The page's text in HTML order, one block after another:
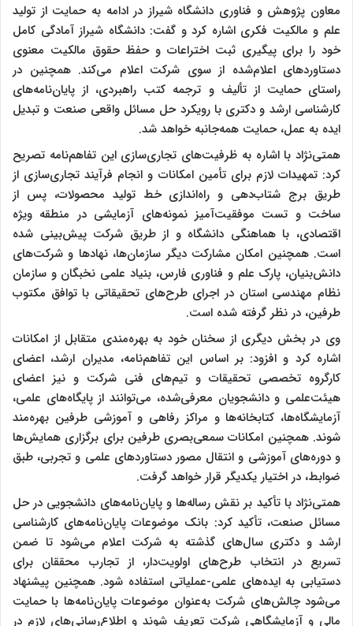
معاون پژوهش و فناوری دانشگاه شیراز در ادامه به حمایت از تولید
علم و مالکیت فکری اشاره کرد و گفت: دانشگاه شیراز آمادگی کامل
خود را برای پیگیری ثبت اختراعات و حفظ حقوق مالکیت معنوی
دستاوردهای اعلام‌شده از سوی شرکت اعلام می‌کند. همچنین در
راستای حمایت از تألیف و ترجمه کتب راهبردی، از پایان‌نامه‌های
کارشناسی ارشد و دکتری با رویکرد حل مسائل واقعی صنعت و تبدیل
ایده به عمل، حمایت همه‌جانبه خواهد شد.
همتی‌نژاد با اشاره به ظرفیت‌های تجاری‌سازی این تفاهم‌نامه تصریح
کرد: تمهیدات لازم برای تأمین امکانات و انجام فرآیند تجاری‌سازی از
طریق برج شتاب‌دهی و راه‌اندازی خط تولید محصولات، پس از
ساخت و تست موفقیت‌آمیز نمونه‌های آزمایشی در منطقه ویژه
اقتصادی، با هماهنگی دانشگاه و از طریق شرکت پیش‌بینی شده
است. همچنین امکان مشارکت دیگر سازمان‌ها، نهادها و شرکت‌های
دانش‌بنیان، پارک علم و فناوری فارس، بنیاد علمی نخبگان و سازمان
نظام مهندسی استان در اجرای طرح‌های تحقیقاتی با توافق مکتوب
طرفین، در نظر گرفته شده است.
وی در بخش دیگری از سخنان خود به بهره‌مندی متقابل از امکانات
اشاره کرد و افزود: بر اساس این تفاهم‌نامه، مدیران ارشد، اعضای
کارگروه تخصصی تحقیقات و تیم‌های فنی شرکت و نیز اعضای
هیئت‌علمی و دانشجویان معرفی‌شده، می‌توانند از پایگاه‌های علمی،
آزمایشگاه‌ها، کتابخانه‌ها و مراکز رفاهی و آموزشی طرفین بهره‌مند
شوند. همچنین امکانات سمعی‌بصری طرفین برای برگزاری همایش‌ها
و دوره‌های آموزشی و انتقال مصور دستاوردهای علمی و تجربی، طبق
ضوابط، در اختیار یکدیگر قرار خواهد گرفت.
همتی‌نژاد با تأکید بر نقش رساله‌ها و پایان‌نامه‌های دانشجویی در حل
مسائل صنعت، تأکید کرد: بانک موضوعات پایان‌نامه‌های کارشناسی
ارشد و دکتری سال‌های گذشته به شرکت اعلام می‌شود تا ضمن
تسریع در انتخاب طرح‌های اولویت‌دار، از تجارب محققان برای
دستیابی به ایده‌های علمی-عملیاتی استفاده شود. همچنین پیشنهاد
می‌شود چالش‌های شرکت به‌عنوان موضوعات پایان‌نامه‌ها با حمایت
مالی و آزمایشگاهی شرکت تعریف شوند و اطلاع‌رسانی‌های لازم در